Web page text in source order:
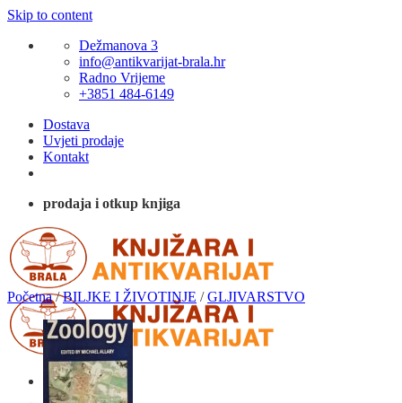
Skip to content
Dežmanova 3
info@antikvarijat-brala.hr
Radno Vrijeme
+3851 484-6149
Dostava
Uvjeti prodaje
Kontakt
prodaja i otkup knjiga
Početna / BILJKE I ŽIVOTINJE / GLJIVARSTVO